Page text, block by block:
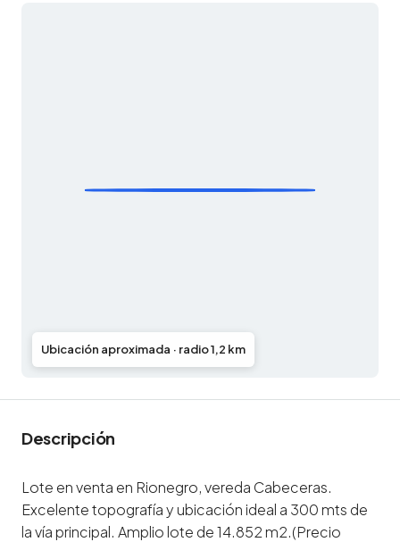
Ubicación aproximada · radio 1,2 km
Descripción
Lote en venta en Rionegro, vereda Cabeceras.
Excelente topografía y ubicación ideal a 300 mts de
la vía principal. Amplio lote de 14.852 m2.(Precio